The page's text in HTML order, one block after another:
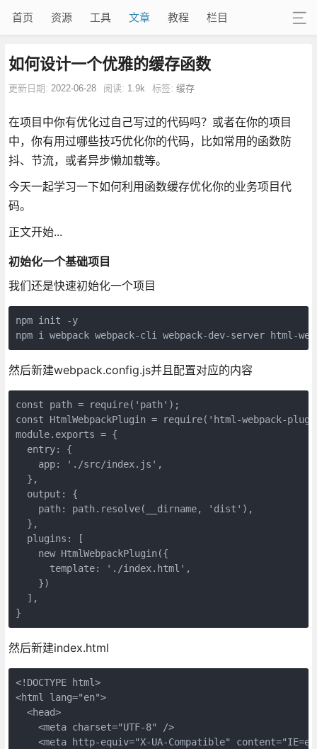
首页 资源 工具 文章 教程 栏目
如何设计一个优雅的缓存函数
更新日期: 2022-06-28 阅读: 1.9k 标签: 缓存
在项目中你有优化过自己写过的代码吗？或者在你的项目
中，你有用过哪些技巧优化你的代码，比如常用的函数防
抖、节流，或者异步懒加载等。
今天一起学习一下如何利用函数缓存优化你的业务项目代
码。
正文开始...
初始化一个基础项目
我们还是快速初始化一个项目
npm init -y
然后新建webpack.config.js并且配置对应的内容
const path = require('path');
const HtmlWebpackPlugin = require('html-webpack-
module.exports = {
entry: {
app: './src/index.js',
},
output: {
path: path.resolve(__dirname, 'dist'),
},
plugins: [
new HtmlWebpackPlugin({
template: './index.html',
})
],
然后新建index.html
<!DOCTYPE html>
<html lang="en">
<head>
<meta charset="UTF-8" />
<meta http-equiv="X-UA-Compatible"